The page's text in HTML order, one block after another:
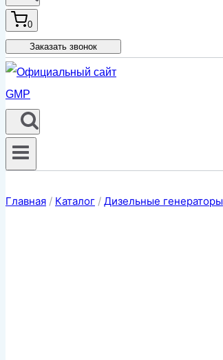
0
Заказать звонок
Главная / Каталог / Дизельные генераторы